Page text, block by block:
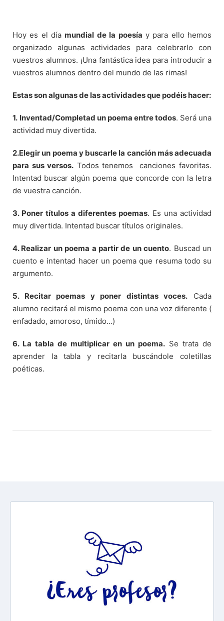
Hoy es el día mundial de la poesía y para ello hemos
organizado algunas actividades para celebrarlo con
vuestros alumnos. ¡Una fantástica idea para introducir a
vuestros alumnos dentro del mundo de las rimas!
Estas son algunas de las actividades que podéis hacer:
1. Inventad/Completad un poema entre todos. Será una
actividad muy divertida.
2.Elegir un poema y buscarle la canción más adecuada
para sus versos. Todos tenemos
canciones favoritas.
Intentad buscar algún poema que concorde con la letra
de vuestra canción.
3. Poner títulos a diferentes poemas. Es una actividad
muy divertida. Intentad buscar títulos originales.
4. Realizar un poema a partir de un cuento. Buscad un
cuento e intentad hacer un poema que resuma todo su
argumento.
5. Recitar poemas y poner distintas voces. Cada
alumno recitará el mismo poema con una voz diferente (
enfadado, amoroso, tímido…)
6. La tabla de multiplicar en un poema. Se trata de
aprender la tabla y recitarla buscándole coletillas
poéticas.